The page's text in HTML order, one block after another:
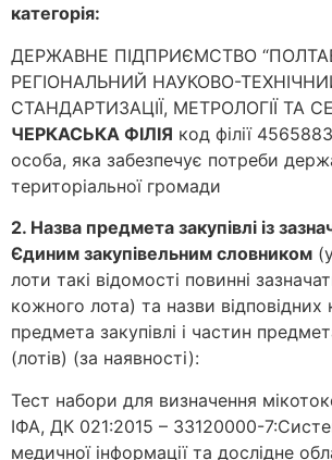
категорія:
ДЕРЖАВНЕ ПІДПРИЄМСТВО
РЕГІОНАЛЬНИЙ НАУКОВО-
СТАНДАРТИЗАЦІЇ, МЕТРОЛОГІЇ ТА
ЧЕРКАСЬКА ФІЛІЯ код філії
особа, яка забезпечує потреби
територіальної громади
2. Назва предмета закупівлі із
Єдиним закупівельним словником
лоти такі відомості повинні
кожного лота) та назви відповідних
предмета закупівлі і частин
(лотів) (за наявності):
Тест набори для визначення
ІФА, ДК 021:2015 – 33120000-
медичної інформації та дослідне